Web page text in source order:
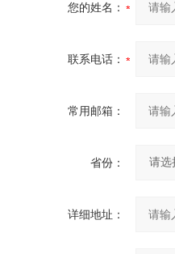
您的姓名：
联系电话：
常用邮箱：
省份：
详细地址：